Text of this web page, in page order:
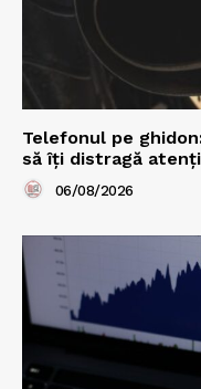
Telefonul pe
să îți distragă
06/08/2026